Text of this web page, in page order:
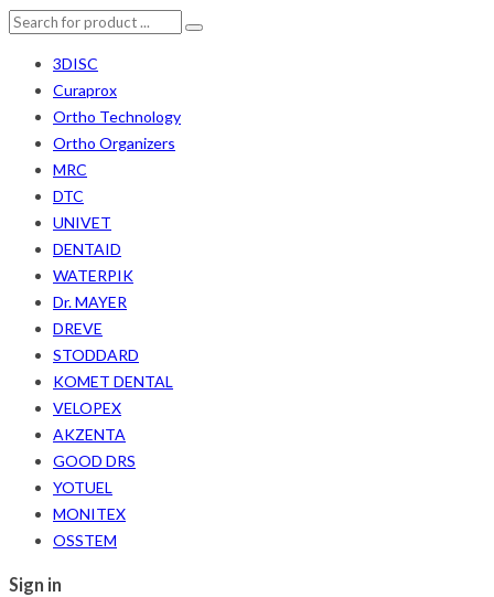
3DISC
Curaprox
Ortho Technology
Ortho Organizers
MRC
DTC
UNIVET
DENTAID
WATERPIK
Dr. MAYER
DREVE
STODDARD
KOMET DENTAL
VELOPEX
AKZENTA
GOOD DRS
YOTUEL
MONITEX
OSSTEM
Sign in